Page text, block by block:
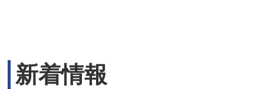
新着情報